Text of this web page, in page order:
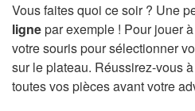
Vous faites quoi ce soir ? Une
lignepar exemple ! Pour jouer
votre souris pour sélectionner
sur le plateau. Réussirez-vous
toutes vos pièces avant votre